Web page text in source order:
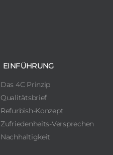
EINFÜHRUNG
Das 4C Prinzip
Qualitätsbrief
Refurbish-Konzept
Zufriedenheits-Versprechen
Nachhaltigkeit